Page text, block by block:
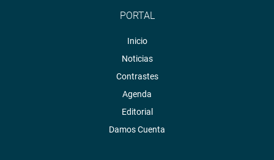
PORTAL
Inicio
Noticias
Contrastes
Agenda
Editorial
Damos Cuenta